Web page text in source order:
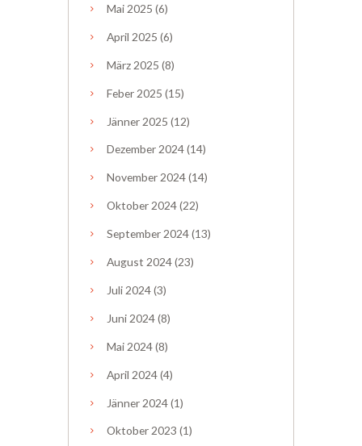
Mai 2025 (6)
April 2025 (6)
März 2025 (8)
Feber 2025 (15)
Jänner 2025 (12)
Dezember2024(14)
November 2024(14)
Oktober 2024(22)
September 2024(13)
August 2024(23)
Juli 2024(3)
Juni 2024(8)
Mai 2024(8)
April 2024(4)
Jänner 2024(1)
Oktober2023 (1)